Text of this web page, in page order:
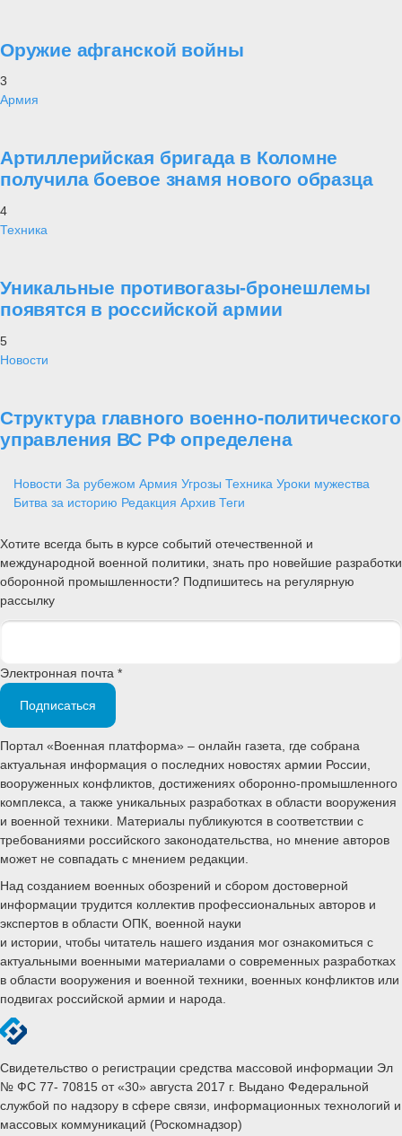
Оружие афганской войны
3
Армия
Артиллерийская бригада в Коломне
получила боевое знамя нового образца
4
Техника
Уникальные противогазы-бронешлемы
появятся в российской армии
5
Новости
Структура главного военно-политического
управления ВС РФ определена
Новости За рубежом Армия Угрозы Техника Уроки мужества
Битва за историю Редакция Архив Теги
Хотите всегда быть в курсе событий отечественной и
международной военной политики, знать про новейшие разработки
оборонной промышленности? Подпишитесь на регулярную
рассылку
Электронная почта *
Подписаться
Портал «Военная платформа» – онлайн газета, где собрана
актуальная информация о последних новостях армии России,
вооруженных конфликтов, достижениях оборонно-промышленного
комплекса, а также уникальных разработках в области вооружения
и военной техники. Материалы публикуются в соответствии с
требованиями российского законодательства, но мнение авторов
может не совпадать с мнением редакции.
Над созданием военных обозрений и сбором достоверной
информации трудится коллектив профессиональных авторов и
экспертов в области ОПК, военной науки
и истории, чтобы читатель нашего издания мог ознакомиться с
актуальными военными материалами о современных разработках
в области вооружения и военной техники, военных конфликтов или
подвигах российской армии и народа.
Свидетельство о регистрации средства массовой информации Эл
№ ФС 77- 70815 от «30» августа 2017 г. Выдано Федеральной
службой по надзору в сфере связи, информационных технологий и
массовых коммуникаций (Роскомнадзор)